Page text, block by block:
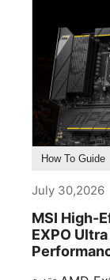
How To Guide
July 30,2026
MSI High-
EXPO